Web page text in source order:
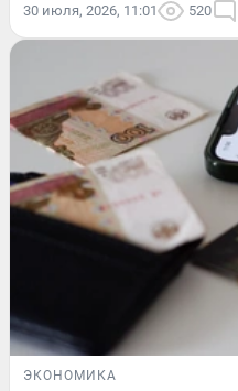
30 июля, 2026, 11:01 520
ЭКОНОМИКА